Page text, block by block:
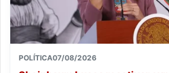
POLÍTICA07/08/2026